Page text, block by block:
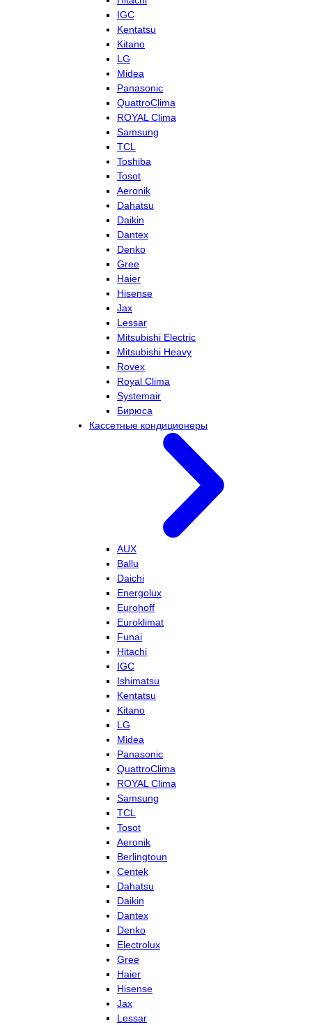
IGC
Kentatsu
Kitano
LG
Midea
Panasonic
QuattroClima
ROYAL Clima
Samsung
TCL
Toshiba
Tosot
Aeronik
Dahatsu
Daikin
Dantex
Denko
Gree
Haier
Hisense
Jax
Lessar
Mitsubishi Electric
Mitsubishi Heavy
Rovex
Royal Clima
Systemair
Бирюса
Кассетные кондиционеры
AUX
Ballu
Daichi
Energolux
Eurohoff
Euroklimat
Funai
Hitachi
IGC
Ishimatsu
Kentatsu
Kitano
LG
Midea
Panasonic
QuattroClima
ROYAL Clima
Samsung
TCL
Tosot
Aeronik
Berlingtoun
Centek
Dahatsu
Daikin
Dantex
Denko
Electrolux
Gree
Haier
Hisense
Jax
Lessar